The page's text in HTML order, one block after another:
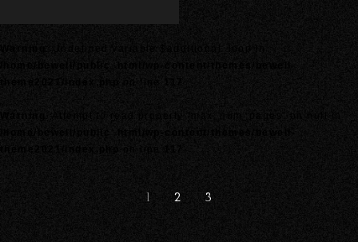
: Undefined variable $additional_loop in
/home/bewell/public_html/wp-content/themes/bewell-
1 2 3